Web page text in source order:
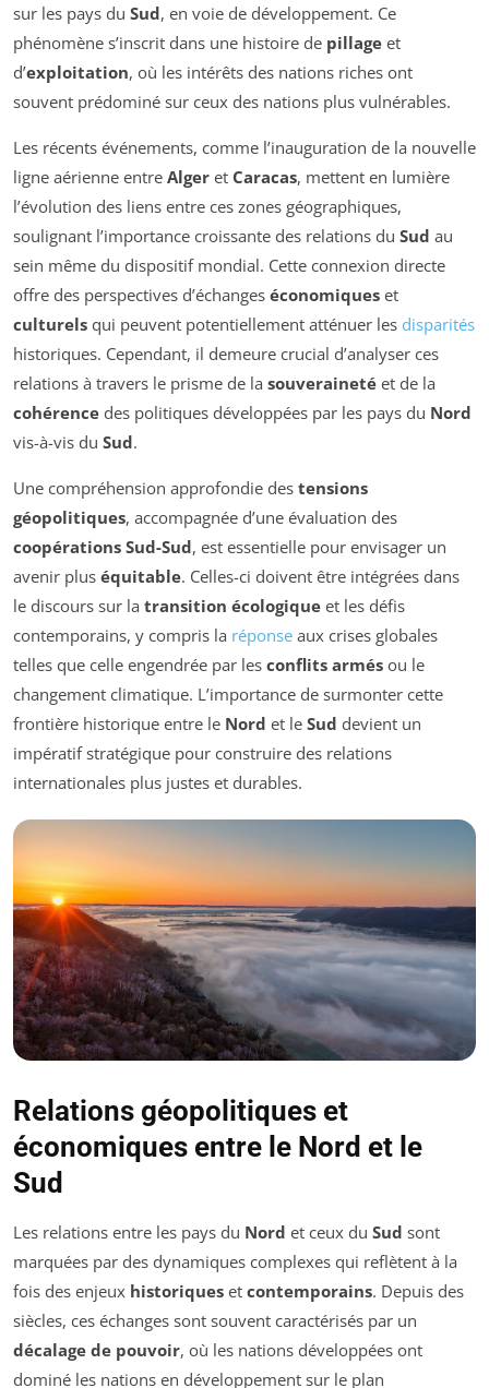
sur les pays du Sud, en voie de développement. Ce
phénomène s’inscrit dans une histoire de pillage et
d’exploitation, où les intérêts des nations riches ont
souvent prédominé sur ceux des nations plus vulnérables.
Les récents événements, comme l’inauguration de la nouvelle
ligne aérienne entre Alger et Caracas, mettent en lumière
l’évolution des liens entre ces zones géographiques,
soulignant l’importance croissante des relations du Sud au
sein même du dispositif mondial. Cette connexion directe
offre des perspectives d’échanges économiques et
culturels qui peuvent potentiellement atténuer les disparités
historiques. Cependant, il demeure crucial d’analyser ces
relations à travers le prisme de la souveraineté et de la
cohérence des politiques développées par les pays du Nord
vis-à-vis du Sud.
Une compréhension approfondie des tensions
géopolitiques, accompagnée d’une évaluation des
coopérations Sud-Sud, est essentielle pour envisager un
avenir plus équitable. Celles-ci doivent être intégrées dans
le discours sur la transition écologique et les défis
contemporains, y compris la réponse aux crises globales
telles que celle engendrée par les conflits armés ou le
changement climatique. L’importance de surmonter cette
frontière historique entre le Nord et le Sud devient un
impératif stratégique pour construire des relations
internationales plus justes et durables.
Relations géopolitiques et
économiques entre le Nord et le
Sud
Les relations entre les pays du Nord et ceux du Sud sont
marquées par des dynamiques complexes qui reflètent à la
fois des enjeux historiques et contemporains. Depuis des
siècles, ces échanges sont souvent caractérisés par un
décalage de pouvoir, où les nations développées ont
dominé les nations en développement sur le plan